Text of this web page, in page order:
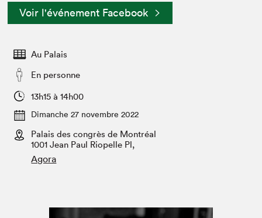
Espace exposant⋅e⋅s
Espace enseignant·e·s
Espace médias
SLM PRO
Salon dans la ville et en ligne
Projets partenaires
Voir l'événement Facebook
Au Palais
En personne
13h15 à 14h00
Dimanche 27 novembre 2022
Palais des congrès de Montréal
1001 Jean Paul Riopelle Pl,
Agora